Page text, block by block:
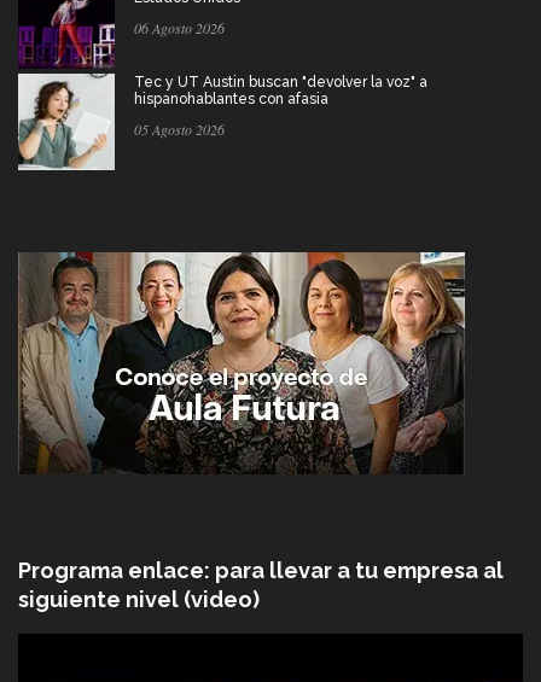
06 Agosto 2026
Tec y UT Austin buscan "devolver la voz" a
hispanohablantes con afasia
05 Agosto 2026
Programa enlace: para llevar a tu empresa al
siguiente nivel (video)